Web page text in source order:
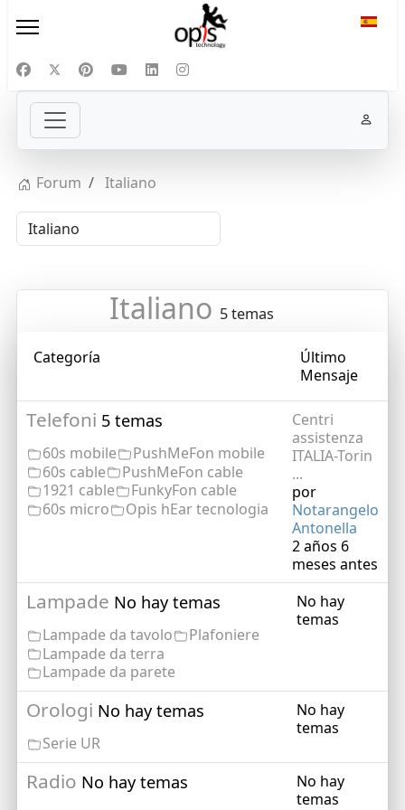
Forum Italiano
Italiano 5 temas
Categoría
Último
Mensaje
Telefoni 5 temas
60s mobile
PushMeFon mobile
60s cable
PushMeFon cable
1921 cable
FunkyFon cable
60s micro
Opis hEar tecnologia
Centri
assistenza
ITALIA-Torin
...
por
Notarangelo
Antonella
2 años 6
meses antes
Lampade No hay temas
Lampade da tavolo
Plafoniere
Lampade da terra
Lampade da parete
No hay
temas
Orologi No hay temas
Serie UR
No hay
temas
Radio No hay temas
No hay
temas